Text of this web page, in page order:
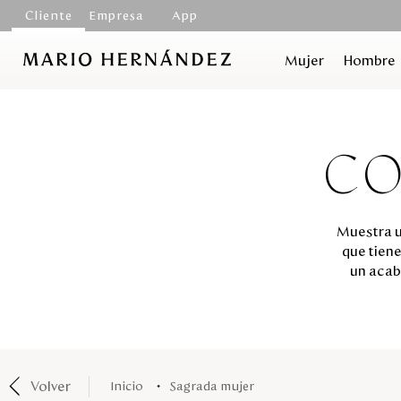
Cliente Empresa App
Mujer Hombre
Muestra
que
un
Volver sagrada mujer